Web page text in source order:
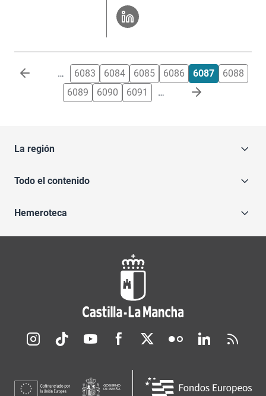
Paginación … 6083 6084 6085 6086 6087
6088
6089
6090 6091 …
La región
Todo el contenido
Hemeroteca
Redes sociales JCCM